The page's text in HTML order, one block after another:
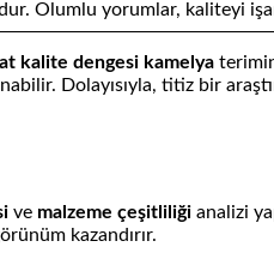
Olumlu yorumlar, kaliteyi
kalite dengesi kamelya
Dolayısıyla, titiz bir
ve malzeme çeşitliliği analizi
kazandırır.